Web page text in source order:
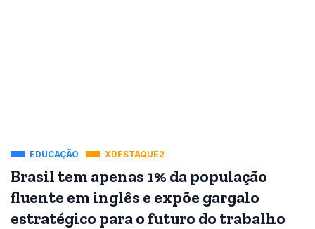
EDUCAÇÃO XDESTAQUE2
Brasil tem apenas 1% da população
fluente em inglês e expõe gargalo
estratégico para o futuro do trabalho